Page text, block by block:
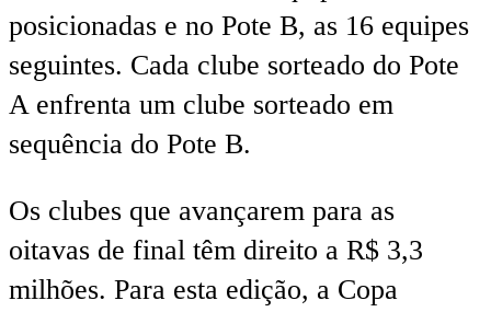
posicionadas e no Pote B, as 16 equipes
seguintes. Cada clube sorteado do Pote
A enfrenta um clube sorteado em
sequência do Pote B.
Os clubes que avançarem para as
oitavas de final têm direito a R$ 3,3
milhões. Para esta edição, a Copa